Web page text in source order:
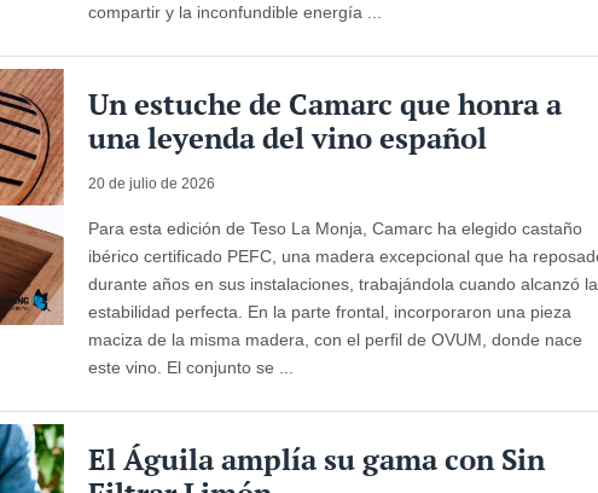
compartir y la inconfundible energía ...
Un estuche de Camarc que honra a
una leyenda del vino español
20 de julio de 2026
Para esta edición de Teso La Monja, Camarc ha elegido castaño
ibérico certificado PEFC, una madera excepcional que ha
durante años en sus instalaciones, trabajándola cuando alcanzó la
estabilidad perfecta. En la parte frontal, incorporaron una pieza
maciza de la misma madera, con el perfil de OVUM, donde nace
este vino. El conjunto se ...
El Águila amplía su gama con Sin